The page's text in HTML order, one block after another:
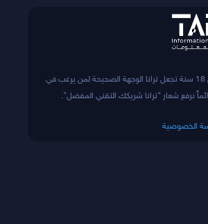
خبرة تمتد إلى أكثر من 18 سنة تجعل ترانا الوجهة الصحيحة لمن يرغب في
نرفع شعار "ترانا شريكك التقني المفضل".
الخصوصية